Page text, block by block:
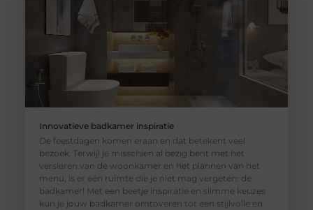
Innovatieve badkamer inspiratie
De feestdagen komen eraan en dat betekent veel
bezoek. Terwijl je misschien al bezig bent met het
versieren van de woonkamer en het plannen van het
menu, is er één ruimte die je niet mag vergeten: de
badkamer! Met een beetje inspiratie en slimme keuzes
kun je jouw badkamer omtoveren tot een stijlvolle en